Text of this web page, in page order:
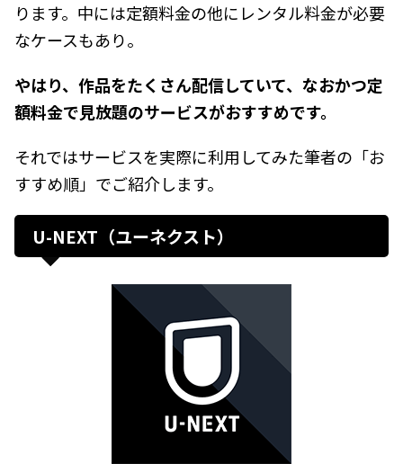
ります。中には定額料金の他にレンタル料金が必要
なケースもあり。
やはり、作品をたくさん配信していて、なおかつ定
額料金で見放題のサービスがおすすめです。
それではサービスを実際に利用してみた筆者の「お
すすめ順」でご紹介します。
U-NEXT（ユーネクスト）